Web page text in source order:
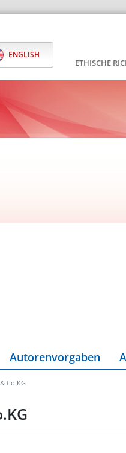
ENGLISH
ETHISCHE
Autorenvorgaben
Co.KG